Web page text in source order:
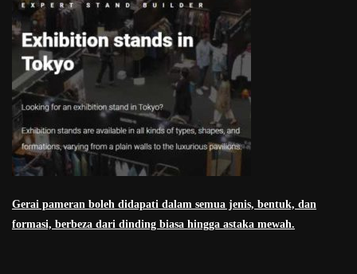
Gerai pameran boleh didapati dalam semua jenis, bentuk, dan
formasi, berbeza dari dinding biasa hingga astaka mewah.